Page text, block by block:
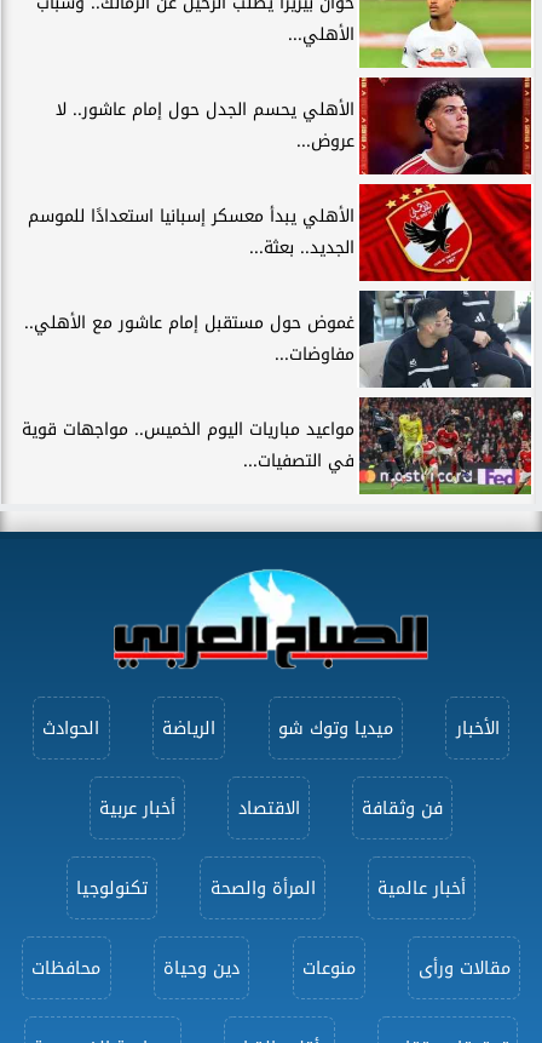
الأهلي...
الأهلي يحسم الجدل حول إمام عاشور.. لا
عروض...
الأهلي يبدأ معسكر إسبانيا استعدادًا للموسم
الجديد.. بعثة...
غموض حول مستقبل إمام عاشور مع الأهلي..
مفاوضات...
مواعيد مباريات اليوم الخميس.. مواجهات قوية
في التصفيات...
الأخبار ميديا وتوك شو الرياضة الحوادث
فن وثقافة الاقتصاد أخبار عربية
أخبار عالمية المرأة والصحة تكنولوجيا
مقالات ورأى منوعات دين وحياة محافظات